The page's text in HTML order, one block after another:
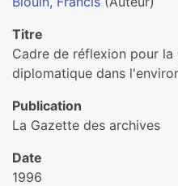
Titre
Cadre de réflexion pour
diplomatique dans
Publication
La Gazette des archives
Date
1996